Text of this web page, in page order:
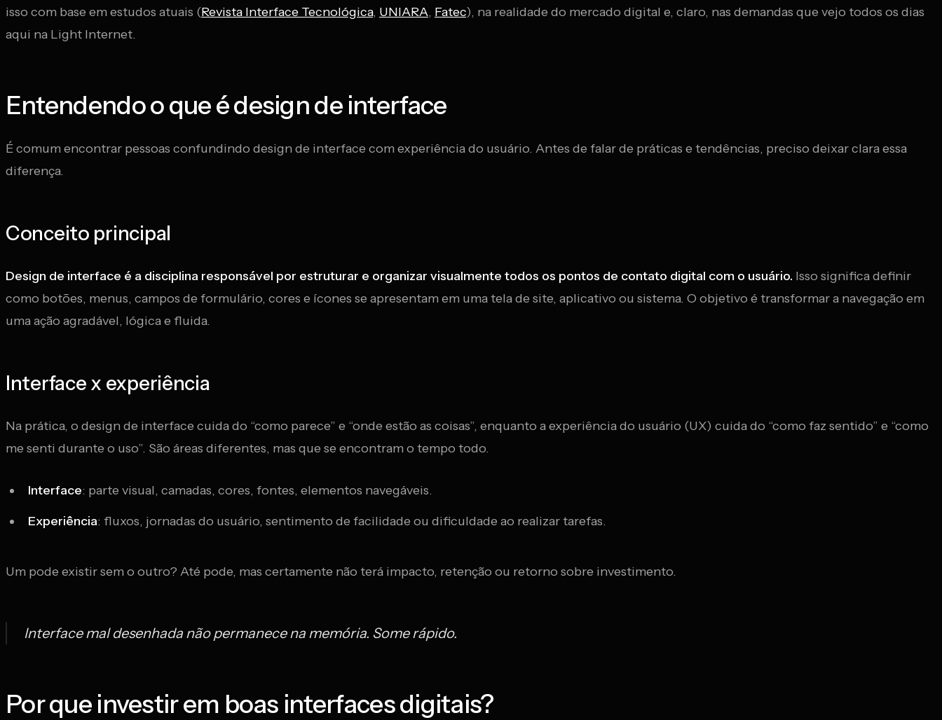
isso com base em estudos atuais (Revista Interface Tecnológica, UNIARA, Fatec), na realidade do mercado digital e, claro, nas demandas que vejo todos os dias
aqui na Light Internet.
Entendendo o que é design de interface
É comum encontrar pessoas confundindo design de interface com experiência do usuário. Antes de falar de práticas e tendências, preciso deixar clara essa
diferença.
Conceito principal
Design de interface é a disciplina responsável por estruturar e organizar visualmente todos os pontos de contato digital com o usuário. Isso significa definir
como botões, menus, campos de formulário, cores e ícones se apresentam em uma tela de site, aplicativo ou sistema. O objetivo é transformar a navegação em
uma ação agradável, lógica e fluida.
Interface x experiência
Na prática, o design de interface cuida do “como parece” e “onde estão as coisas”, enquanto a experiência do usuário (UX) cuida do “como faz sentido” e “como
me senti durante o uso”. São áreas diferentes, mas que se encontram o tempo todo.
Interface: parte visual, camadas, cores, fontes, elementos navegáveis.
Experiência: fluxos, jornadas do usuário, sentimento de facilidade ou dificuldade ao realizar tarefas.
Um pode existir sem o outro? Até pode, mas certamente não terá impacto, retenção ou retorno sobre investimento.
Interface mal desenhada não permanece na memória. Some rápido.
Por que investir em boas interfaces digitais?